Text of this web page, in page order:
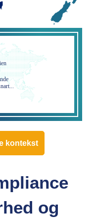
kontekst
og